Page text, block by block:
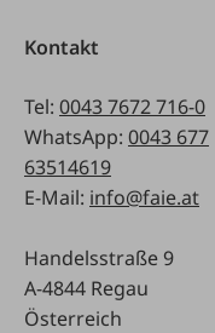
Kontakt
Tel: 0043 7672 716-0
WhatsApp: 0043 677
63514619
E-Mail: info@faie.at
Handelsstraße 9
A-4844 Regau
Österreich